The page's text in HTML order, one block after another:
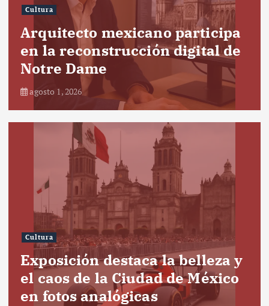
Cultura
Arquitecto mexicano participa
en la reconstrucción digital de
Notre Dame
agosto 1, 2026
Cultura
Exposición destaca la belleza y
el caos de la Ciudad de México
en fotos analógicas